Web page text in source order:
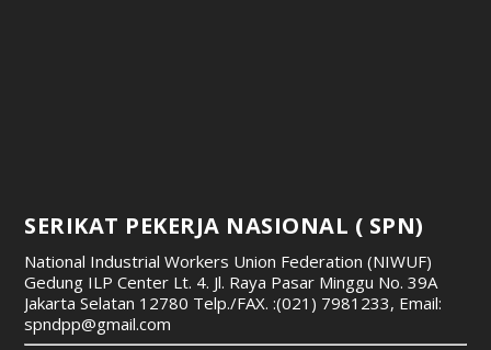
SERIKAT PEKERJA NASIONAL ( SPN)
National Industrial Workers Union Federation (NIWUF)
Gedung ILP Center Lt. 4. Jl. Raya Pasar Minggu No. 39A
Jakarta Selatan 12780 Telp./FAX. :(021) 7981233, Email:
spndpp@gmail.com